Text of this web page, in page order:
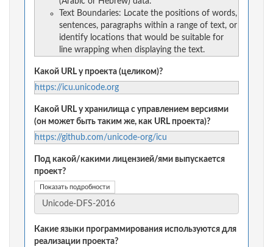
Text Boundaries: Locate the positions of words,
sentences, paragraphs within a range of text, or
identify locations that would be suitable for
line wrapping when displaying the text.
Какой URL у проекта (целиком)?
https://icu.unicode.org
Какой URL у хранилища с управлением версиями
(он может быть таким же, как URL проекта)?
https://github.com/unicode-org/icu
Под какой/какими лицензией/ями выпускается
проект?
Показать подробности
Какие языки программирования используются для
реализации проекта?